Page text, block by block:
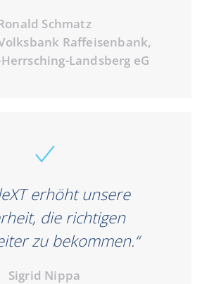
Schmatz
Raffeisenbank,
Landsberg eG
erhöht unsere
die richtigen
zu bekommen.“
Sigrid Nippa